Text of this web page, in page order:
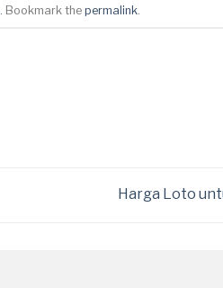
. Bookmark the permalink.
Harga Loto